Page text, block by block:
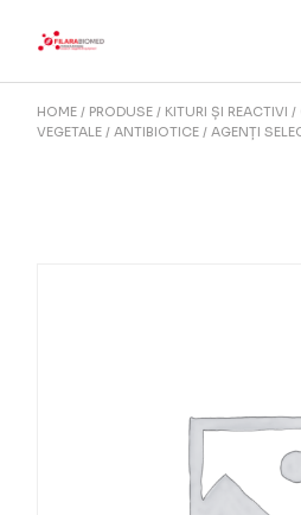
HOME PRODUSE KITURI ȘI REACTIVI
VEGETALE
ANTIBIOTICE / AGENȚI